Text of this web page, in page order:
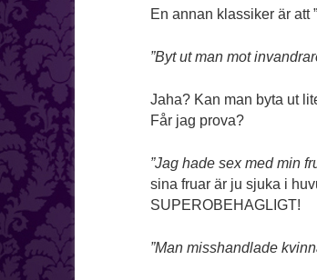
En annan klassiker är att
”Byt ut man mot
Jaha? Kan man byta ut
Får jag prova?
”Jag hade sex med min
sina fruar är ju sjuka i
SUPEROBEHAGLIGT!
”Man misshandlade